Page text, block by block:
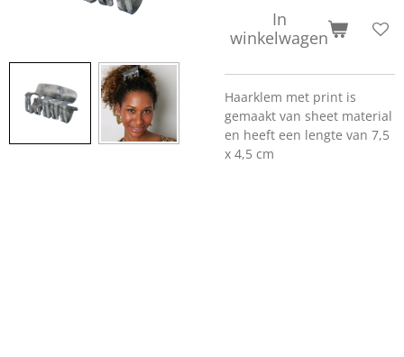
In
winkelwagen
Haarklem met print is
gemaakt van sheet material
en heeft een lengte van 7,5
x 4,5 cm